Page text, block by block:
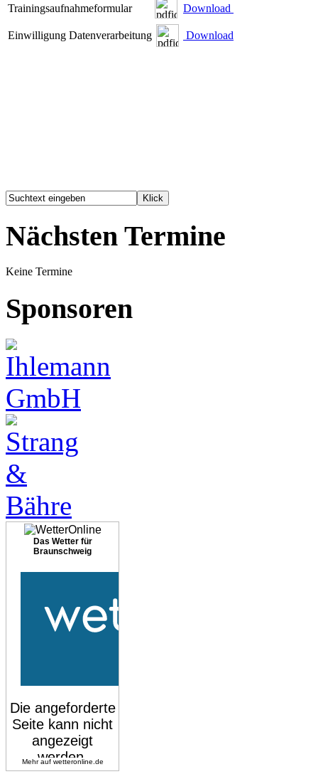
Trainingsaufnahmeformular Download
Einwilligung Datenverarbeitung Download
Nächsten Termine
Keine Termine
Sponsoren
Das Wetter für
Braunschweig
Mehr auf wetteronline.de